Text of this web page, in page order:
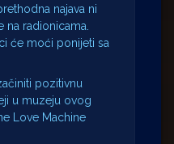
najava ni
na radionicama.
će moći ponijeti sa
pozitivnu
u muzeju ovog
Love Machine